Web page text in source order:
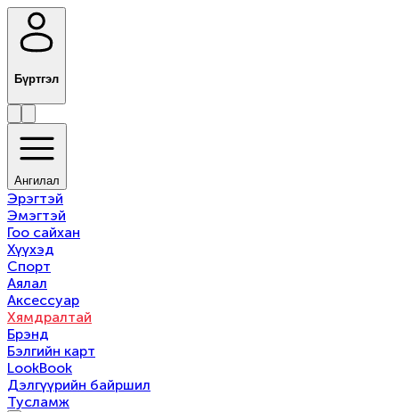
Бүртгэл
Ангилал
Эрэгтэй
Эмэгтэй
Гоо сайхан
Хүүхэд
Спорт
Аялал
Аксессуар
Хямдралтай
Брэнд
Бэлгийн карт
LookBook
Дэлгүүрийн байршил
Тусламж